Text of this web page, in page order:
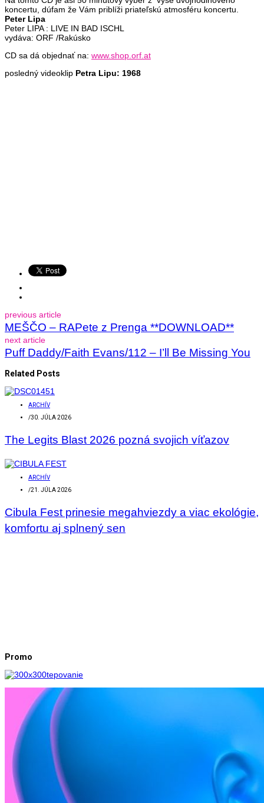
koncertu, dúfam že Vám priblíži priateľskú atmosféru koncertu.
Peter Lipa
Peter LIPA : LIVE IN BAD ISCHL
vydáva: ORF /Rakúsko
CD sa dá objednať na: www.shop.orf.at
posledný videoklip Petra Lipu: 1968
previous article
MEŠČO – RAPete z Prenga **DOWNLOAD**
next article
Puff Daddy/Faith Evans/112 – I’ll Be Missing You
Related Posts
ARCHÍV
/30. JÚLA 2026
The Legits Blast 2026 pozná svojich víťazov
ARCHÍV
/21. JÚLA 2026
Cibula Fest prinesie megahviezdy a viac ekológie,
komfortu aj splnený sen
Promo